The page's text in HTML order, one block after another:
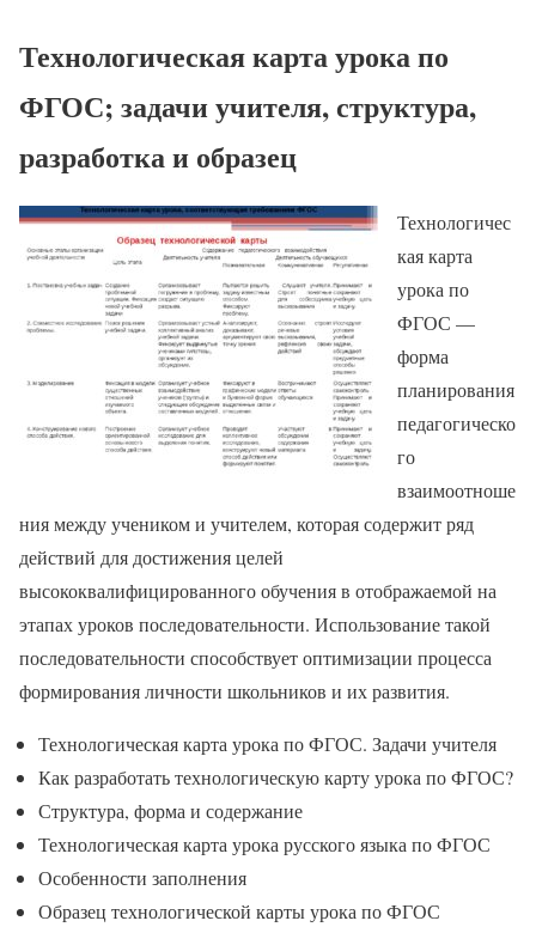
Технологическая карта урока по
ФГОС; задачи учителя, структура,
разработка и образец
Технологичес
кая карта
урока по
ФГОС —
форма
планирования
педагогическо
го
взаимоотноше
ния между учеником и учителем, которая содержит ряд
действий для достижения целей
высококвалифицированного обучения в отображаемой на
этапах уроков последовательности. Использование такой
последовательности способствует оптимизации процесса
формирования личности школьников и их развития.
Технологическая карта урока по ФГОС. Задачи учителя
Как разработать технологическую карту урока по ФГОС?
Структура, форма и содержание
Технологическая карта урока русского языка по ФГОС
Особенности заполнения
Образец технологической карты урока по ФГОС